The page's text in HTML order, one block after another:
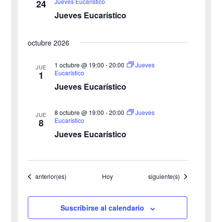
e
24
Jueves Eucarístico
octubre 2026
JUE
1
Jueves Eucarístico
1 octubre @ 19:00 -20:00
Jueves
Eucarístico
JUE
8
Jueves Eucarístico
8 octubre @ 19:00 -20:00
Jueves
Eucarístico
Eventos
anterior(es) Hoy Eventos
siguiente(s)
Suscribirse al calendario